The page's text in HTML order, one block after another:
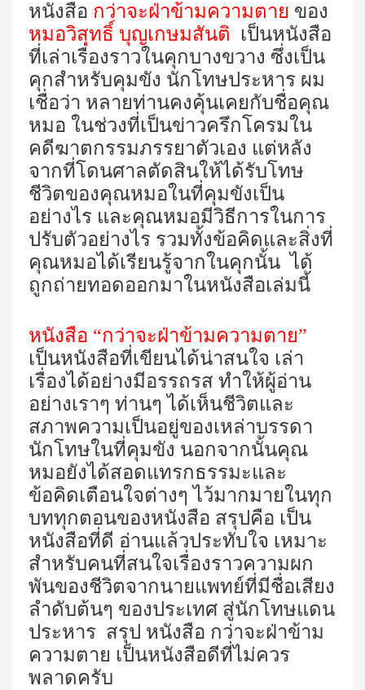
หนังสือ กว่าจะฝ่าข้ามความตาย ของ
หมอวิสุทธิ์ บุญเกษมสันติ
เป็นหนังสือ
ที่เล่าเรื่องราวในคุกบางขวาง ซึ่งเป็น
คุกสำหรับคุมขัง นักโทษประหาร ผม
เชื่อว่า หลายท่านคงคุ้นเคยกับชื่อคุณ
หมอ ในช่วงที่เป็นข่าวครึกโครมใน
คดีฆาตกรรมภรรยาตัวเอง แต่หลัง
จากที่โดนศาลตัดสินให้ได้รับโทษ
ชีวิตของคุณหมอในที่คุมขังเป็น
อย่างไร และคุณหมอมีวิธีการในการ
ปรับตัวอย่างไร รวมทั้งข้อคิดและสิ่งที่
คุณหมอได้เรียนรู้จากในคุกนั้น ได้
ถูกถ่ายทอดออกมาในหนังสือเล่มนี้
หนังสือ “กว่าจะฝ่าข้ามความตาย”
เป็นหนังสือที่เขียนได้น่าสนใจ เล่า
เรื่องได้อย่างมีอรรถรส ทำให้ผู้อ่าน
อย่างเราๆ ท่านๆ ได้เห็นชีวิตและ
สภาพความเป็นอยู่ของเหล่าบรรดา
นักโทษในที่คุมขัง นอกจากนั้นคุณ
หมอยังได้สอดแทรกธรรมะและ
ข้อคิดเตือนใจต่างๆ ไว้มากมายในทุก
บททุกตอนของหนังสือ สรุปคือ เป็น
หนังสือที่ดี อ่านแล้วประทับใจ เหมาะ
สำหรับคนที่สนใจเรื่องราวความผก
พันของชีวิตจากนายแพทย์ที่มีชื่อเสียง
ลำดับต้นๆ ของประเทศ สู่นักโทษแดน
ประหาร สรุป หนังสือ กว่าจะฝ่าข้าม
ความตาย เป็นหนังสือดีที่ไม่ควร
พลาดครับ